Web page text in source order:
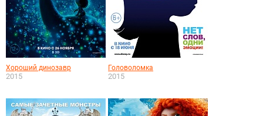
Хороший динозавр
2015
Головоломка
2015